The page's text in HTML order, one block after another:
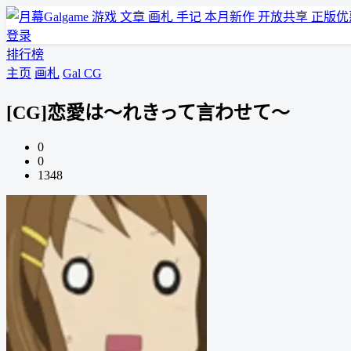
游戏 文章 画札 手记 本月新作 开放共享 正版
登录
排行榜
主页 画札 Gal CG
[CG]恋愛は～れきって言わせて～
0
0
1348